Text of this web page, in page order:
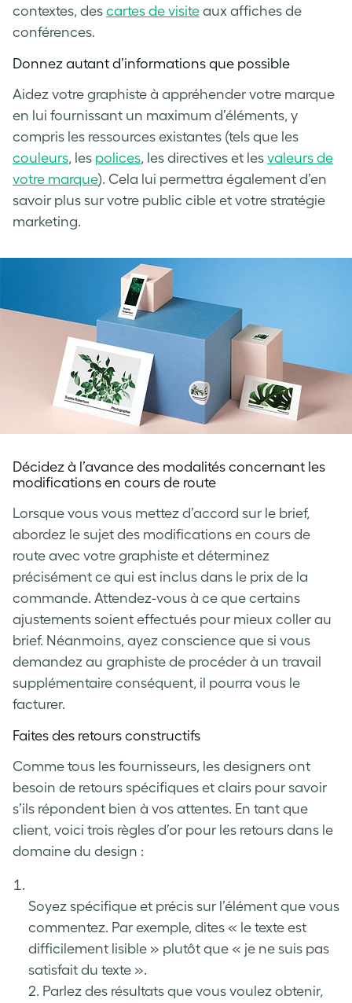
contextes, des cartes de visite aux affiches de
conférences.
Donnez autant d’informations que possible
Aidez votre graphiste à appréhender votre marque
en lui fournissant un maximum d’éléments, y
compris les ressources existantes (tels que les
couleurs, les polices, les directives et les valeurs de
votre marque). Cela lui permettra également d’en
savoir plus sur votre public cible et votre stratégie
marketing.
Décidez à l’avance des modalités concernant les
modifications en cours de route
Lorsque vous vous mettez d’accord sur le brief,
abordez le sujet des modifications en cours de
route avec votre graphiste et déterminez
précisément ce qui est inclus dans le prix de la
commande. Attendez-vous à ce que certains
ajustements soient effectués pour mieux coller au
brief. Néanmoins, ayez conscience que si vous
demandez au graphiste de procéder à un travail
supplémentaire conséquent, il pourra vous le
facturer.
Faites des retours constructifs
Comme tous les fournisseurs, les designers ont
besoin de retours spécifiques et clairs pour savoir
s’ils répondent bien à vos attentes. En tant que
client, voici trois règles d’or pour les retours dans le
domaine du design :
Soyez spécifique et précis sur l’élément que vous
commentez. Par exemple, dites « le texte est
difficilement lisible » plutôt que « je ne suis pas
satisfait du texte ».
2. Parlez des résultats que vous voulez obtenir,